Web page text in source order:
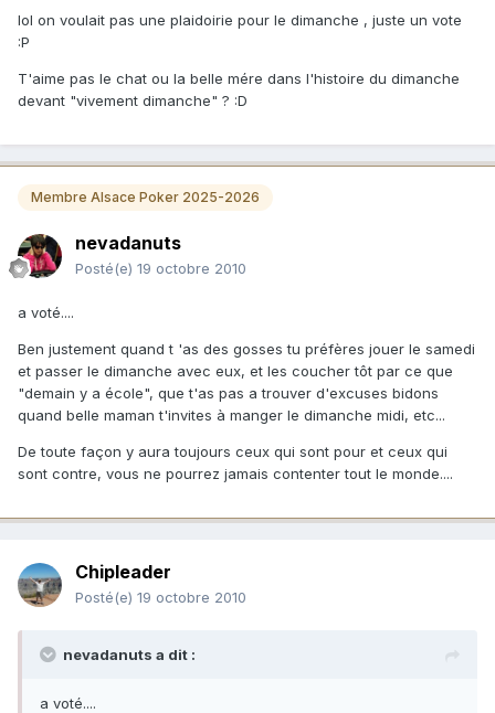
lol on voulait pas une plaidoirie pour le dimanche , juste un vote
:P
T'aime pas le chat ou la belle mére dans l'histoire du dimanche
devant "vivement dimanche" ? :D
Membre Alsace Poker 2025-2026
nevadanuts
Posté(e) 19 octobre 2010
a voté....
Ben justement quand t 'as des gosses tu préfères jouer le samedi
et passer le dimanche avec eux, et les coucher tôt par ce que
"demain y a école", que t'as pas a trouver d'excuses bidons
quand belle maman t'invites à manger le dimanche midi, etc...
De toute façon y aura toujours ceux qui sont pour et ceux qui
sont contre, vous ne pourrez jamais contenter tout le monde....
Chipleader
Posté(e) 19 octobre 2010
nevadanuts a dit :
a voté....